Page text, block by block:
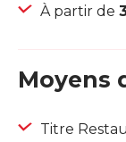
À partir de
Moyens
Titre